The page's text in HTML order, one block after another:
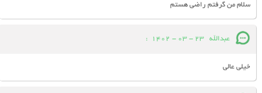
سلام من گرفتم راضی هستم
عبدالله 23 - 03 - 1402
:
خیلی عالی